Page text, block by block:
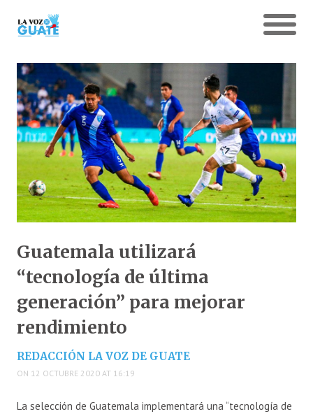
Guatemala utilizará
“tecnología de última
generación” para mejorar
rendimiento
REDACCIÓN LA VOZ DE GUATE
ON 12 OCTUBRE 2020 AT 16:19
La selección de Guatemala implementará una “tecnología de